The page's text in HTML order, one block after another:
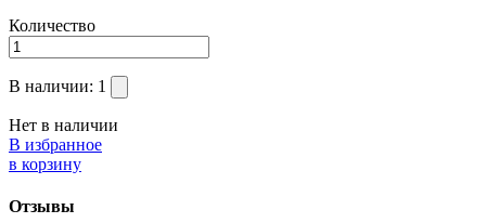
Количество
В наличии: 1
Нет в наличии
В избранное
в корзину
Отзывы